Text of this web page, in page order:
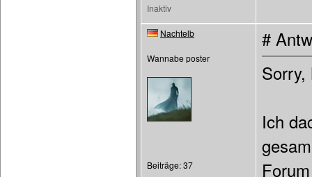
Inaktiv
Nachtelb
Wannabe poster
Beiträge: 37
#
Sorry,
Ich